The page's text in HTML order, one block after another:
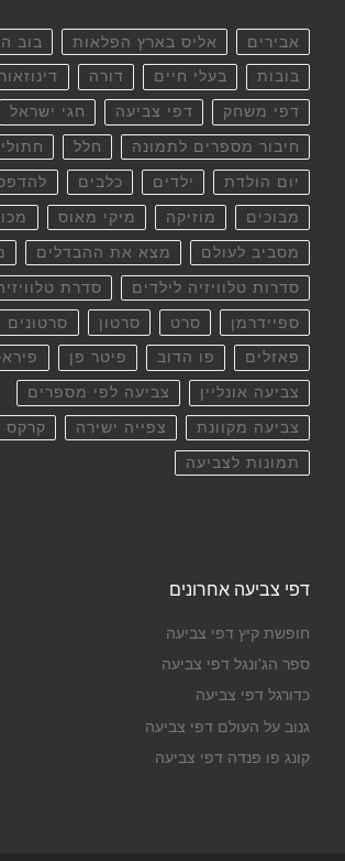
אבירים אליס בארץ הפלאות בוב
בובות בעלי חיים דורה דינוזאור
דפי משחק דפי צביעה חגי ישראל
חיבור מספרים לתמונה חלל
יום הולדת ילדים כלבים
מבוכים מוזיקה מיקי מאוס
מסביב לעולם מצא את ההבדלים
סדרות טלוויזיה לילדים סדרת
ספיידרמן סרט סרטון סרטונים
פאזלים פו הדוב פיטר פן
צביעה אונליין צביעה לפי מספרים
צביעה מקוונת צפייה ישירה קרקס
תמונות לצביעה
דפי צביעה אחרונים
חופשת קיץ דפי צביעה
ספר הג'ונגל דפי צביעה
כדורגל דפי צביעה
גנוב על העולם דפי צביעה
קונג פו פנדה דפי צביעה